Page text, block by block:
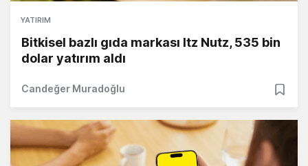
YATIRIM
Bitkisel bazlı gıda markası Itz Nutz, 535 bin
dolar yatırım aldı
Candeğer Muradoğlu